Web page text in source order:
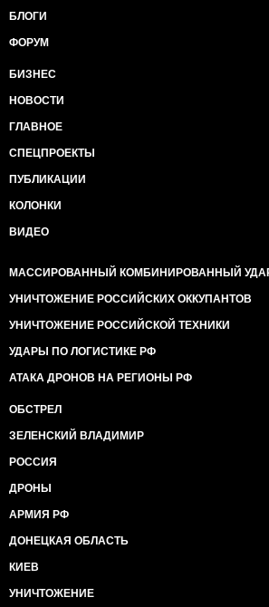
БЛОГИ
ФОРУМ
БИЗНЕС
НОВОСТИ
ГЛАВНОЕ
СПЕЦПРОЕКТЫ
ПУБЛИКАЦИИ
КОЛОНКИ
ВИДЕО
МАССИРОВАННЫЙ КОМБИНИРОВАННЫЙ
УНИЧТОЖЕНИЕ РОССИЙСКИХ ОККУПАНТОВ
УНИЧТОЖЕНИЕ РОССИЙСКОЙ ТЕХНИКИ
УДАРЫ ПО ЛОГИСТИКЕ РФ
АТАКА ДРОНОВ НА РЕГИОНЫ РФ
ОБСТРЕЛ
ЗЕЛЕНСКИЙ ВЛАДИМИР
РОССИЯ
ДРОНЫ
АРМИЯ РФ
ДОНЕЦКАЯ ОБЛАСТЬ
КИЕВ
УНИЧТОЖЕНИЕ